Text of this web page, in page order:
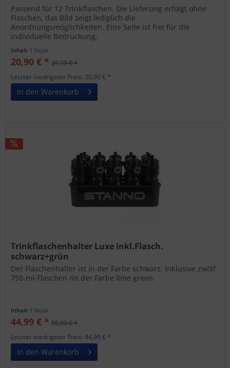
Passend für 12 Trinkflaschen. Die Lieferung erfolgt ohne
Flaschen, das Bild zeigt lediglich die
Anordnungsmöglichkeiten. Eine Seite ist frei für die
individuelle Bedruckung.
Inhalt 1 Stück
20,90 € * 29,99 € *
Letzter niedrigster Preis: 20,90 € *
In den Warenkorb
Trinkflaschenhalter Luxe inkl.Flasch.
schwarz+grün
Der Flaschenhalter ist in der Farbe schwarz. Inklusive zwölf
750-ml-Flaschen /in der Farbe lime green.
Inhalt 1 Stück
44,99 € * 59,99 € *
Letzter niedrigster Preis: 44,99 € *
In den Warenkorb